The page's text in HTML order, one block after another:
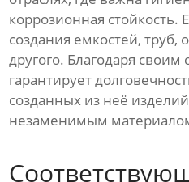
коррозионная стойкость.
создания емкостей, труб,
другого. Благодаря своим
гарантирует
созданных из неё
незаменимым